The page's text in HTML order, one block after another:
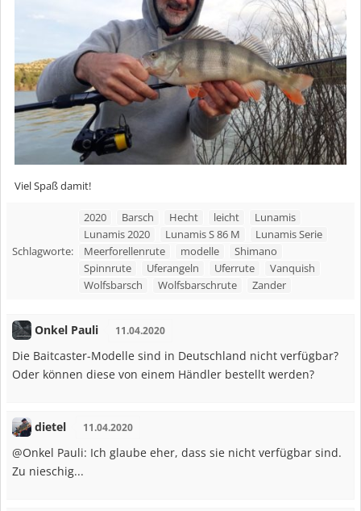
Viel Spaß damit!
Schlagworte:
2020 Barsch Hecht leicht
Lunamis
Lunamis 2020
Lunamis S 86 M
Lunamis Serie
Meerforellenrute
modelle
Shimano
Spinnrute
Uferangeln Uferrute
Vanquish
Wolfsbarsch
Wolfsbarschrute Zander
Onkel Pauli 11.04.2020
Die Baitcaster-Modelle sind in Deutschland nicht verfügbar?
Oder können diese von einem Händler bestellt werden?
dietel 11.04.2020
@Onkel Pauli: Ich glaube eher, dass sie nicht verfügbar sind.
Zu nieschig...